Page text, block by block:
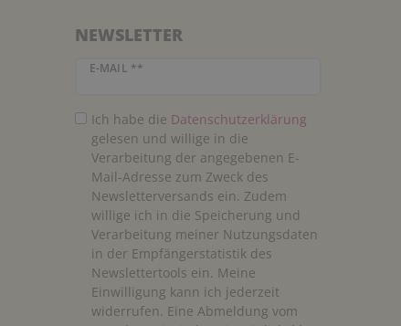
NEWSLETTER
E-MAIL **
Newsletter Honig
Ich habe die Daten­schutz­erklärung
gelesen und willige in die
Verarbeitung der angegebenen E-
Mail-Adresse zum Zweck des
Newsletterversands ein. Zudem
willige ich in die Speicherung und
Verarbeitung meiner Nutzungsdaten
in der Empfängerstatistik des
Newslettertools ein. Meine
Einwilligung kann ich jederzeit
widerrufen. Eine Abmeldung vom